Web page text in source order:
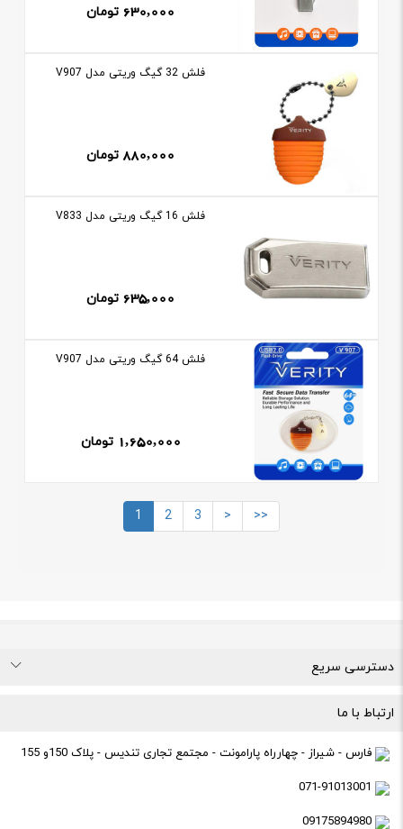
630,000 تومان
فلش 32 گيگ وريتی مدل V907
880,000 تومان
فلش 16 گيگ وريتی مدل V833
635,000 تومان
فلش 64 گيگ وريتی مدل V907
1,650,000 تومان
1 2 3 > >>
دسترسی سریع
درباره ما
راهنمای خرید
قوانین و مقررات
تماس با ما
ارتباط با ما
فارس - شیراز - چهارراه پارامونت - مجتمع تجاری تندیس - پلاک 150و 155